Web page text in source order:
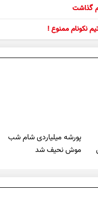
گذاشت
نکونام ممنوع !
پورشه میلیاردی شام شب
موش‌ نحیف شد